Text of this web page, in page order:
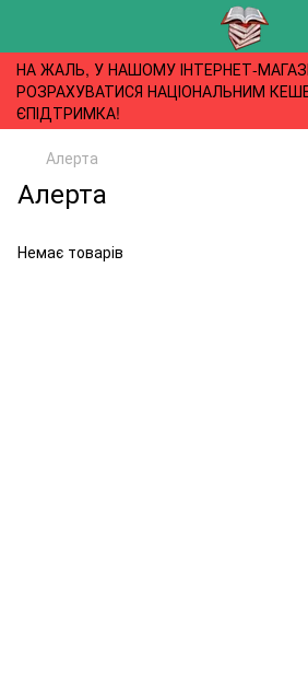
НА ЖАЛЬ, У НАШОМУ ІНТЕРНЕТ-
РОЗРАХУВАТИСЯ НАЦІОНАЛЬНИМ
ЄПІДТРИМКА!
Алерта
Алерта
Немає товарів